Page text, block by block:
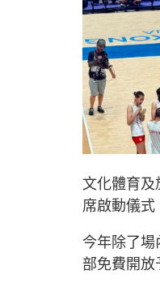
文化體育
席啟動儀式
今年除了
部免費開放